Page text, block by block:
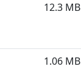
12.3 MB
1.06 MB